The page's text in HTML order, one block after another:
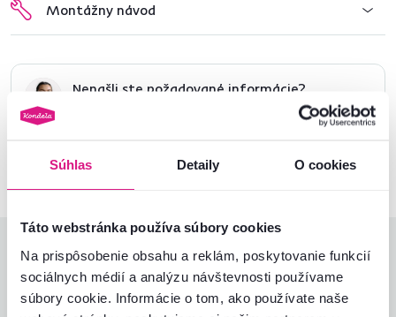
Súhlas Detaily O cookies
Táto webstránka používa súbory cookies
Na prispôsobenie obsahu a reklám, poskytovanie funkcií
sociálnych médií a analýzu návštevnosti používame
súbory cookie. Informácie o tom, ako používate naše
Montážny návod
Nenašli ste požadované informácie?
Hodnotenia produktu
Jednoduchosť montáže
4,3